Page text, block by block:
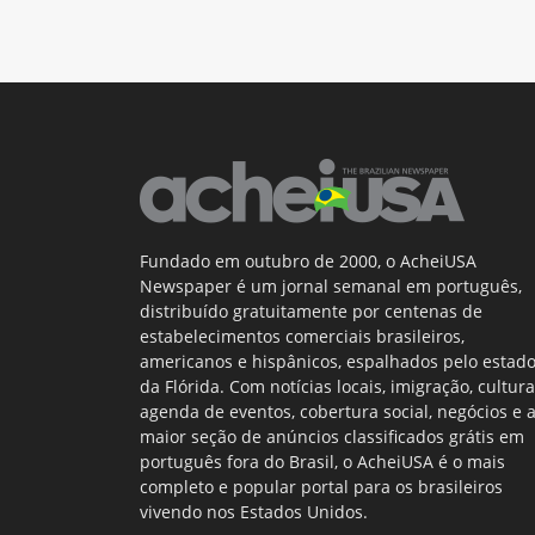
Fundado em outubro de 2000, o AcheiUSA
Newspaper é um jornal semanal em português,
distribuído gratuitamente por centenas de
estabelecimentos comerciais brasileiros,
americanos e hispânicos, espalhados pelo estado
da Flórida. Com notícias locais, imigração,
agenda de eventos, cobertura social, negócios e a
maior seção de anúncios classificados grátis em
português fora do Brasil, o AcheiUSA é o mais
completo e popular portal para os brasileiros
vivendo nos Estados Unidos.